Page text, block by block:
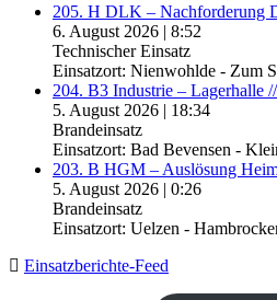
205. H DLK – Nachforderung
6. August 2026 | 8:52
Technischer Einsatz
Einsatzort: Nienwohlde - Zum
204. B3 Industrie – Lagerhalle
5. August 2026 | 18:34
Brandeinsatz
Einsatzort: Bad Bevensen -
203. B HGM – Auslösung
5. August 2026 | 0:26
Brandeinsatz
Einsatzort: Uelzen -
Einsatzberichte-Feed